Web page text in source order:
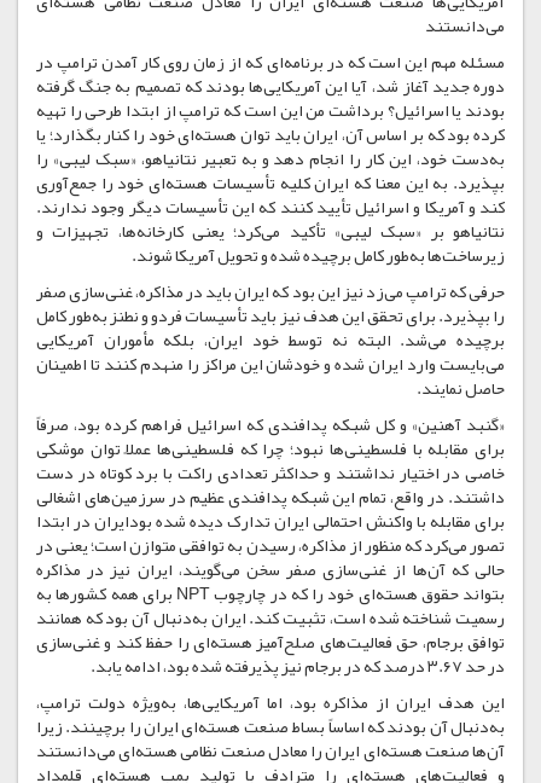
می‌دانستند
مسئله مهم این است که در برنامه‌ای که از زمان روی کار آمدن ترامپ در
دوره جدید آغاز شد، آیا این آمریکایی‌ها بودند که تصمیم به جنگ گرفته
بودند یا اسرائیل؟ برداشت من این است که ترامپ از ابتدا طرحی را تهیه
کرده بود که بر اساس آن، ایران باید توان هسته‌ای خود را کنار بگذارد؛ یا
به‌دست خود، این کار را انجام دهد و به تعبیر نتانیاهو، «سبک لیبی» را
بپذیرد. به این معنا که ایران کلیه تأسیسات هسته‌ای خود را جمع‌آوری
کند و آمریکا و اسرائیل تأیید کنند که این تأسیسات دیگر وجود ندارند.
نتانیاهو بر «سبک لیبی» تأکید می‌کرد؛ یعنی کارخانه‌ها، تجهیزات و
زیرساخت‌ها به‌طور کامل برچیده شده و تحویل آمریکا شوند.
حرفی که ترامپ می‌زد نیز این بود که ایران باید در مذاکره، غنی‌سازی صفر
را بپذیرد. برای تحقق این هدف نیز باید تأسیسات فردو و نطنز به‌طور کامل
برچیده می‌شد. البته نه توسط خود ایران، بلکه مأموران آمریکایی
می‌بایست وارد ایران شده و خودشان این مراکز را منهدم کنند تا اطمینان
حاصل نمایند.
«گنبد آهنین» و کل شبکه پدافندی‌ که اسرائیل فراهم کرده بود، صرفاً
برای مقابله با فلسطینی‌ها نبود؛ چرا که فلسطینی‌ها عملاً توان موشکی
خاصی در اختیار نداشتند و حداکثر تعدادی راکت با برد کوتاه در دست
داشتند. در واقع، تمام این شبکه پدافندی عظیم در سرزمین‌های اشغالی
برای مقابله با واکنش احتمالی ایران تدارک دیده شده بودایران در ابتدا
تصور می‌کرد که منظور از مذاکره، رسیدن به توافقی متوازن است؛ یعنی در
حالی که آن‌ها از غنی‌سازی صفر سخن می‌گویند، ایران نیز در مذاکره
بتواند حقوق هسته‌ای خود را که در چارچوب NPT برای همه کشورها به
رسمیت شناخته شده است، تثبیت کند. ایران به‌دنبال آن بود که همانند
توافق برجام، حق فعالیت‌های صلح‌آمیز هسته‌ای را حفظ کند و غنی‌سازی
در حد ۳.۶۷ درصد که در برجام نیز پذیرفته شده بود، ادامه یابد.
این هدف ایران از مذاکره بود، اما آمریکایی‌ها، به‌ویژه دولت ترامپ،
به‌دنبال آن بودند که اساساً بساط صنعت هسته‌ای ایران را برچینند. زیرا
آن‌ها صنعت هسته‌ای ایران را معادل صنعت نظامی هسته‌ای می‌دانستند
و فعالیت‌های هسته‌ای را مترادف با تولید بمب هسته‌ای قلمداد